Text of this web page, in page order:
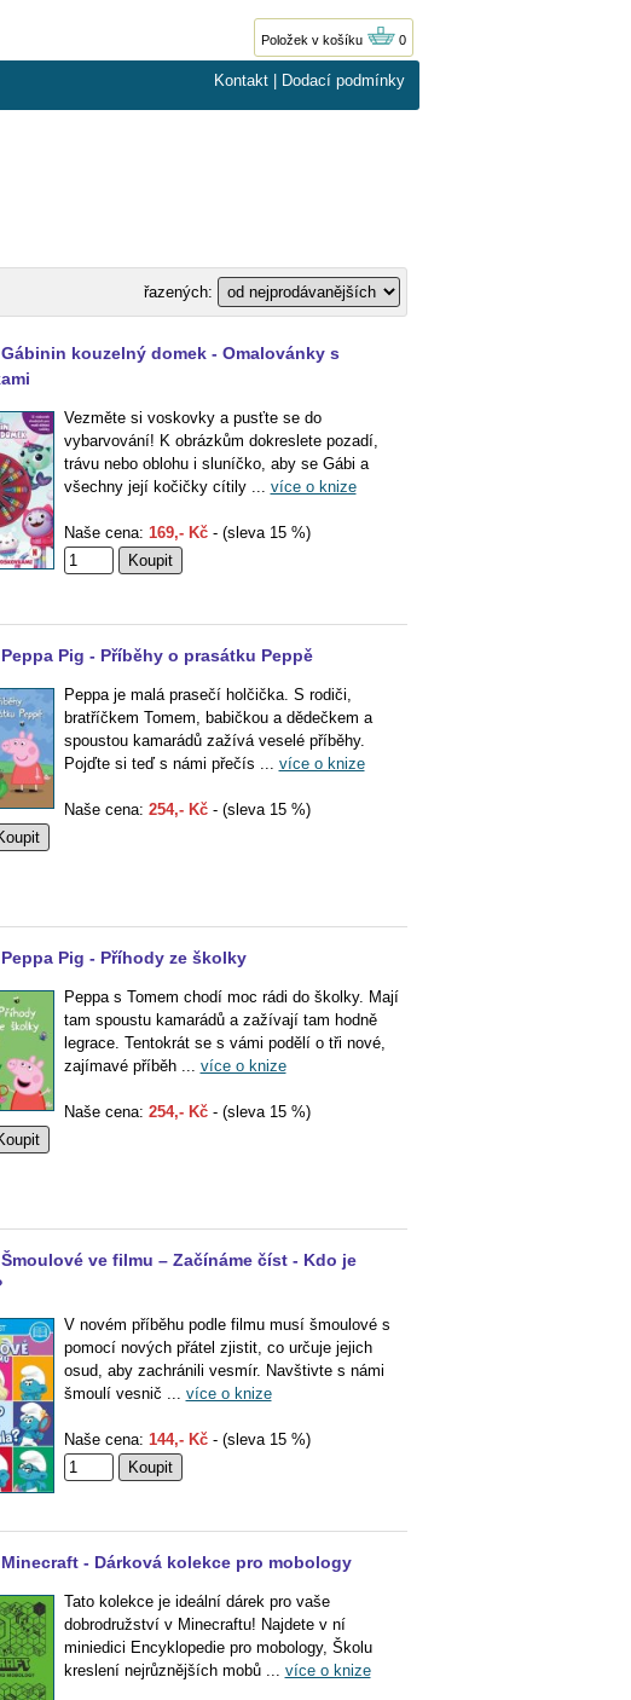
Položek v košíku 0
Kontakt Dodací podmínky
řazených:
Gábinin kouzelný domek - Omalovánky s
Vezměte si voskovky a pusťte se do
vybarvování! K obrázkům dokreslete pozadí,
trávu nebo oblohu i sluníčko, aby se Gábi a
všechny její kočičky cítily ... více o knize
Naše cena: 169,- Kč- (sleva 15 %)
Peppa Pig - Příběhy o prasátku Peppě
Peppa je malá prasečí holčička. S rodiči,
bratříčkem Tomem, babičkou a dědečkem a
spoustou kamarádů zažívá veselé příběhy.
Pojďte si teď s námi přečís ... více o knize
Naše cena: 254,- Kč- (sleva 15 %)
Peppa Pig - Příhody ze školky
Peppa s Tomem chodí moc rádi do školky. Mají
tam spoustu kamarádů a zažívají tam hodně
legrace. Tentokrát se s vámi podělí o tři nové,
zajímavé příběh ... více o knize
Naše cena: 254,- Kč- (sleva 15 %)
Šmoulové ve filmu – Začínáme číst - Kdo je
V novém příběhu podle filmu musí šmoulové s
pomocí nových přátel zjistit, co určuje jejich
osud, aby zachránili vesmír. Navštivte s námi
šmoulí vesnič ... více o knize
Naše cena: 144,- Kč- (sleva 15 %)
Minecraft - Dárková kolekce pro mobology
Tato kolekce je ideální dárek pro vaše
dobrodružství v Minecraftu! Najdete v ní
miniedici Encyklopedie pro mobology, Školu
kreslení nejrůznějších mobů ... více o knize